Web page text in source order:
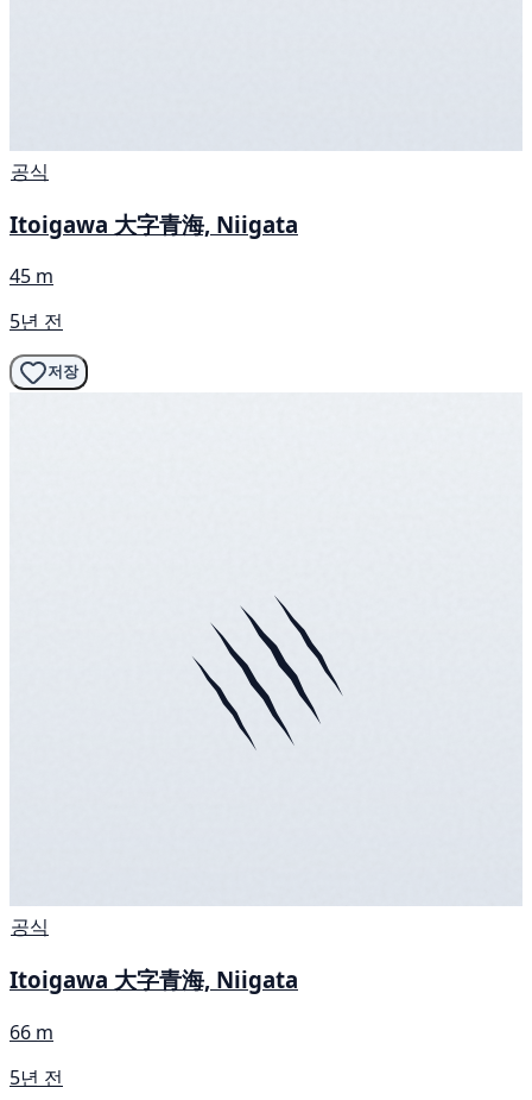
공식
Itoigawa 大字青海, Niigata
45 m
5년 전
저장
공식
Itoigawa 大字青海, Niigata
66 m
5년 전